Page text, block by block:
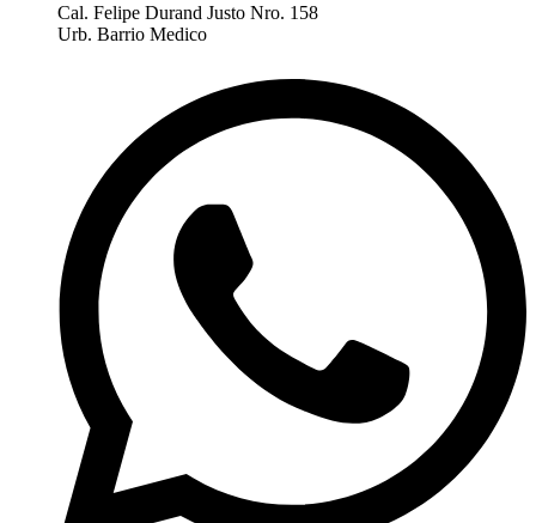
Cal. Felipe Durand Justo Nro. 158
Urb. Barrio Medico